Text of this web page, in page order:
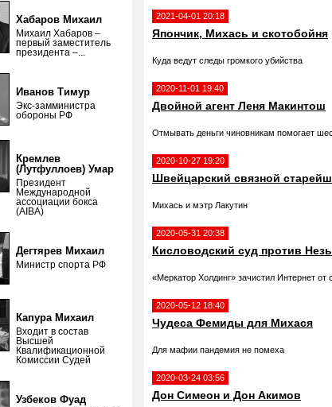
Хабаров Михаил
Михаил Хабаров –
первый заместитель
президента –...
Иванов Тимур
Экс-замминистра
обороны РФ
Кремлев
(Лутфуллоев) Умар
Президент
Международной
ассоциации бокса
(AIBA)
Дегтярев Михаил
Министр спорта РФ
Капура Михаил
Входит в состав
Высшей
Квалификационной
Комиссии Судей
Узбеков Фуад
2021-04-01 20:18
Япончик, Михась и скотобойня
Куда ведут следы громкого убийства
2020-11-01 19:40
Двойной агент Леня Макинтош
Отмывать деньги чиновникам помогает
2020-10-27 19:20
Швейцарский связной
Михась и мэтр Лакутин
2020-05-31 20:38
Кисловодский суд против
«Меркатор Холдинг» зачистил Интернет
2020-05-12 18:40
Чудеса Фемиды для Михася
Для мафии пандемия не помеха
2020-03-24 03:56
Дон Симеон и Дон Акимов